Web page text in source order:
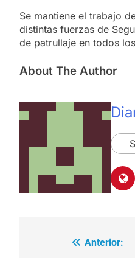
Se mantiene el trabajo
distintas fuerzas de
de patrullaje en todos
About The Author
Navegación
Anterior: